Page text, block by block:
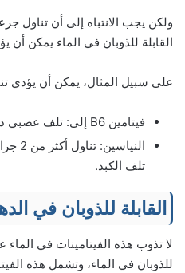
ولكن يجب الانتباه إلى أن تناول
القابلة للذوبان في الماء يمكن أن
على سبيل المثال، يمكن أن يؤدي
فيتامين B6 إلى: تلف عصبي دائم.
تلف الكبد.
القابلة للذوبان في
لا تذوب هذه الفيتامينات في الماء
للذوبان في الماء، وتشمل هذه